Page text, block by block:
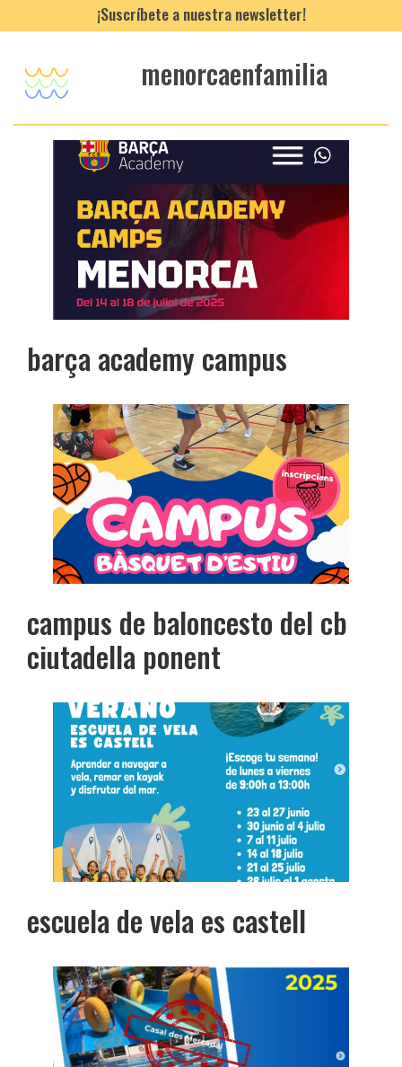
¡Suscríbete a nuestra newsletter!
menorcaenfamilia
barça academy campus
campus de baloncesto del cb
ciutadella ponent
escuela de vela es castell